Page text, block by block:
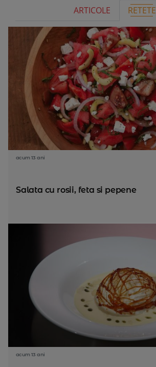
ARTICOLE RETETE
acum 13 ani
Salata cu rosii, feta si pepene
acum 13 ani